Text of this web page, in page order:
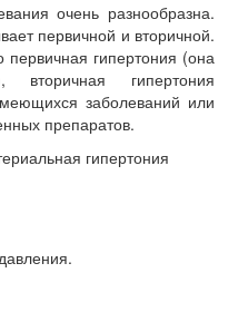
очень разнообразна.
первичной и вторичной.
гипертония (она
вторичная гипертония
заболеваний или
препаратов.